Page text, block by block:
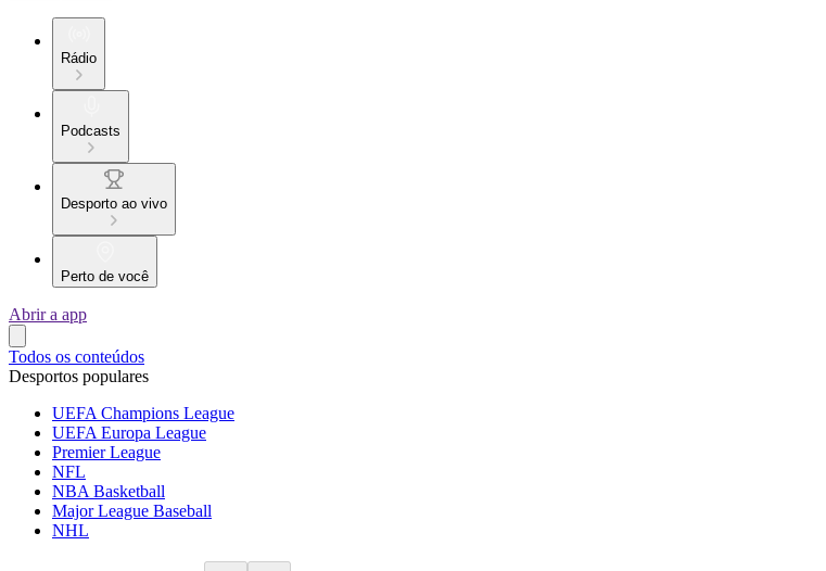
Rádio
Podcasts
Desporto ao vivo
Perto de você
Abrir a app
Todos os conteúdos
Desportos populares
UEFA Champions League
UEFA Europa League
Premier League
NFL
NBA Basketball
Major League Baseball
NHL